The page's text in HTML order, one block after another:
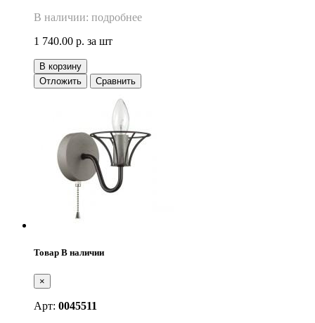
В наличии: подробнее
1 740.00 р. за шт
В корзину
Отложить
Сравнить
Товар В наличии
×
Арт: 0045511